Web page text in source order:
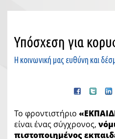
Υπόσχεση για
Η κοινωνική μας ευθύνη και